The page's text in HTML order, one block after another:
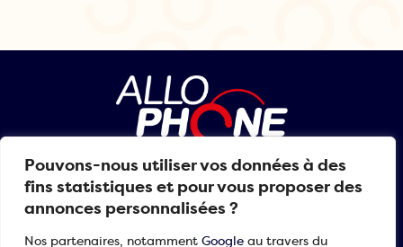
Pouvons-nous utiliser vos données à des
fins statistiques et pour vous proposer des
annonces personnalisées ?
Nos partenaires, notamment Google au travers du
01 30 84 99 99